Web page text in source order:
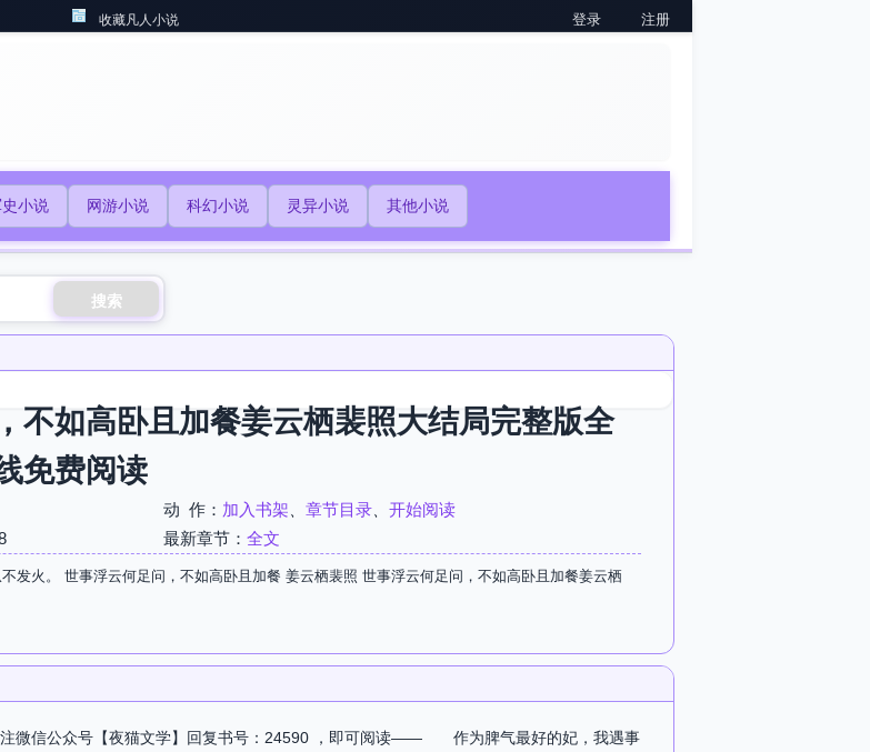
收藏凡人小说 登录 注册
小说 网游小说 科幻小说 灵异小说 其他小说
搜索
不如高卧且加餐姜云栖裴照大结局完整版全
免费阅读
动 作： 加入书架 章节目录
开始阅读
最新章节： 全文
发火。 世事浮云何足问，不如高卧且加餐 姜云栖裴照 世事浮云何足问，不如高卧且加餐姜云栖
注微信公众号【夜猫文学】回复书号：24590 ，即可阅读—— 作为脾气最好的妃，我遇事